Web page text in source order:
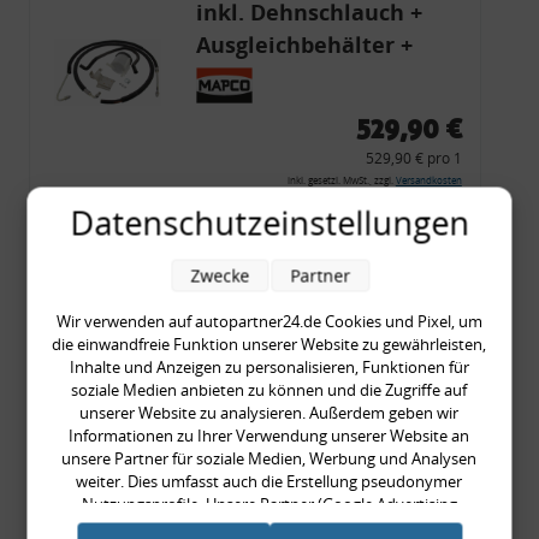
inkl. Dehnschlauch +
Ausgleichbehälter +
Halter + Leitungen, VW
Golf 1
529,90 €
529,90 € pro 1
inkl. gesetzl. MwSt., zzgl. Versandkosten
Merkzettel
Zum Artikel
Achsschenkel
vormontiert, 4 x 100,
vorne rechts, VW Golf 1,
Caddy, Scirocco für 16V /
G60 Bremse
129,90 €
Datenschutzeinstellungen
Wir verwenden auf autopartner24.de Cookies und Pixel, um
die einwandfreie Funktion unserer Website zu gewährleisten,
Inhalte und Anzeigen zu personalisieren, Funktionen für
soziale Medien anbieten zu können und die Zugriffe auf
unserer Website zu analysieren. Außerdem geben wir
Informationen zu Ihrer Verwendung unserer Website an
unsere Partner für soziale Medien, Werbung und Analysen
weiter. Dies umfasst auch die Erstellung pseudonymer
Nutzungsprofile. Unsere Partner (Google Advertising
Products) führen diese Informationen möglicherweise mit
Zwecke Partner